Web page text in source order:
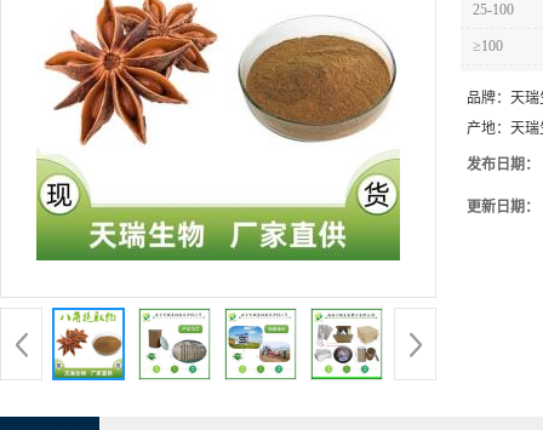
25-100
≥100
品牌： 天瑞
产地： 天瑞
发布日期：
更新日期：